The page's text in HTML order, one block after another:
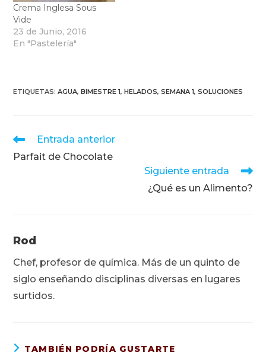
Crema Inglesa Sous
Vide
23 de Junio, 2016
En "Pastelería"
ETIQUETAS:AGUA, BIMESTRE 1, HELADOS, SEMANA 1, SOLUCIONES
Leer
artículos
Entrada anterior
Parfait de Chocolate
Siguiente entrada
¿Qué es un Alimento?
Rod
Chef, profesor de química. Más de un quinto de
siglo enseñando disciplinas diversas en lugares
surtidos.
TAMBIÉN PODRÍA GUSTARTE